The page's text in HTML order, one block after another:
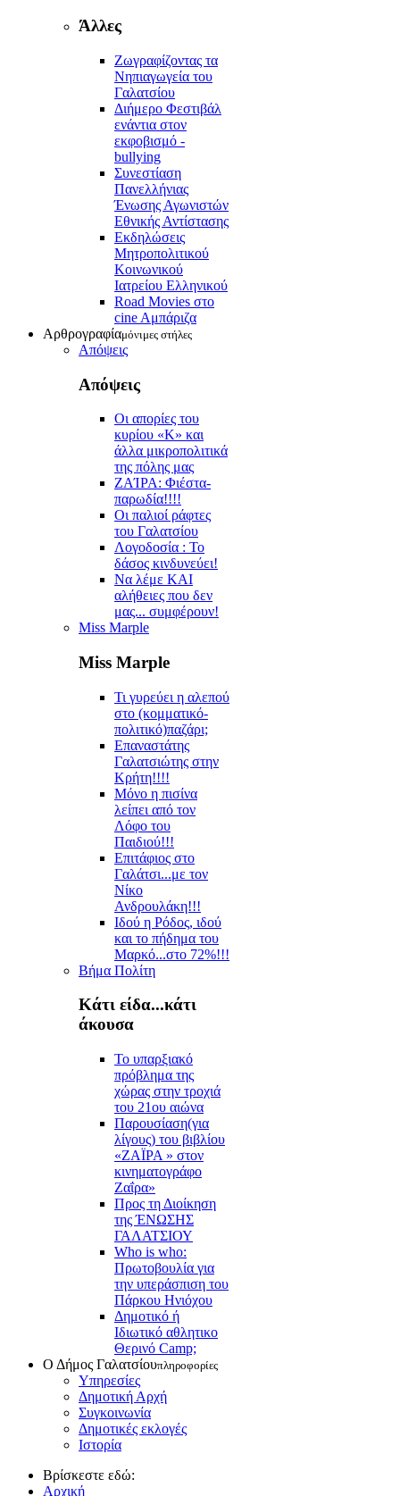
Άλλες
Ζωγραφίζοντας τα
Νηπιαγωγεία του
Γαλατσίου
Διήμερο Φεστιβάλ
ενάντια στον
εκφοβισμό -
bullying
Συνεστίαση
Πανελλήνιας
Ένωσης Αγωνιστών
Εθνικής Αντίστασης
Εκδηλώσεις
Μητροπολιτικού
Κοινωνικού
Ιατρείου Ελληνικού
Road Movies στο
cine Aμπάριζα
Αρθρογραφίαμόνιμες στήλες
Απόψεις
Απόψεις
Οι απορίες του
κυρίου «Κ» και
άλλα μικροπολιτικά
της πόλης μας
ZAΊΡΑ: Φιέστα-
παρωδία!!!!
Οι παλιοί ράφτες
του Γαλατσίου
Λογοδοσία : Το
δάσος κινδυνεύει!
Να λέμε ΚΑΙ
αλήθειες που δεν
μας... συμφέρουν!
Miss Marple
Miss Marple
Τι γυρεύει η αλεπού
στο (κομματικό-
πολιτικό)παζάρι;
Επαναστάτης
Γαλατσιώτης στην
Κρήτη!!!!
Μόνο η πισίνα
λείπει από τον
Λόφο του
Παιδιού!!!
Επιτάφιος στο
Γαλάτσι...με τον
Νίκο
Ανδρουλάκη!!!
Ιδού η Ρόδος, ιδού
και το πήδημα του
Μαρκό...στο 72%!!!
Βήμα Πολίτη
Κάτι είδα...κάτι
άκουσα
Το υπαρξιακό
πρόβλημα της
χώρας στην τροχιά
του 21ου αιώνα
Παρουσίαση(για
λίγους) του βιβλίου
«ΖΑΪΡΑ » στον
κινηματογράφο
Ζαΐρα»
Προς τη Διοίκηση
της ΈΝΩΣΗΣ
ΓΑΛΑΤΣΙΟΥ
Who is who:
Πρωτοβουλία για
την υπεράσπιση του
Πάρκου Ηνιόχου
Δημοτικό ή
Ιδιωτικό αθλητικο
Θερινό Camp;
Ο Δήμος Γαλατσίουπληροφορίες
Υπηρεσίες
Δημοτική Αρχή
Συγκοινωνία
Δημοτικές εκλογές
Ιστορία
Βρίσκεστε εδώ:
Αρχική